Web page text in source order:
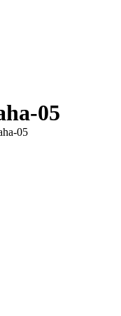
05
05